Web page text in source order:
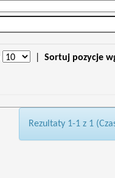
Sortuj pozycje
Rezultaty 1-1 z 1